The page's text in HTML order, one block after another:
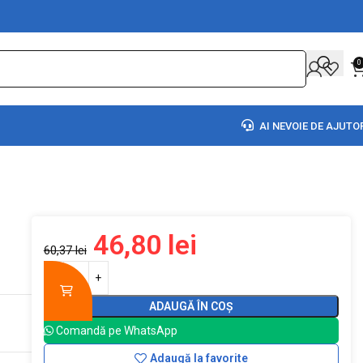
0
AI NEVOIE DE
60,37lei 46,80 lei
ADAUGĂ ÎN COȘ
Comandă pe WhatsApp
Adaugă la favorite